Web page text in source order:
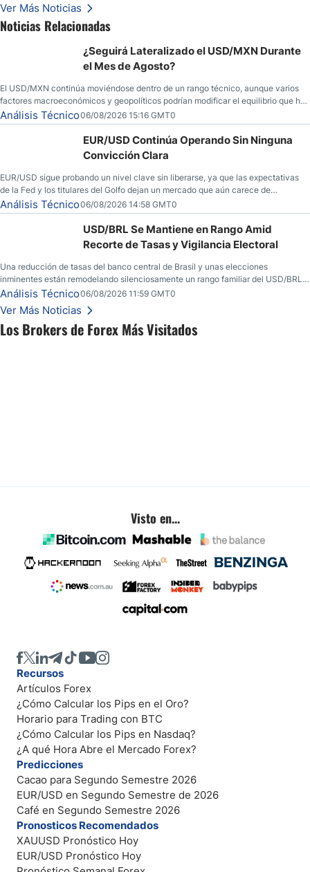
Los Brokers de Forex Más Visitados
Ver Más Noticias
Noticias Relacionadas
¿Seguirá Lateralizado el USD/MXN Durante
el Mes de Agosto?
El USD/MXN continúa moviéndose dentro de un rango técnico, aunque varios
factores macroeconómicos y geopolíticos podrían modificar el equilibrio que ha
dominado al mercado en las últimas semanas.
Análisis Técnico06/08/2026 15:16 GMT0
EUR/USD Continúa Operando Sin Ninguna
Convicción Clara
EUR/USD sigue probando un nivel clave sin liberarse, ya que las expectativas
de la Fed y los titulares del Golfo dejan un mercado que aún carece de
convicción real.
Análisis Técnico06/08/2026 14:58 GMT0
USD/BRL Se Mantiene en Rango Amid
Recorte de Tasas y Vigilancia Electoral
Una reducción de tasas del banco central de Brasil y unas elecciones
inminentes están remodelando silenciosamente un rango familiar del USD/BRL.
Una reducción de tasas por parte del banco central de Brasil y unas elecciones
inminentes están remodelando silenciosamente un rango familiar del USD/BRL.
Esto es lo que los traders están observando a continuación.
Análisis Técnico06/08/2026 11:59 GMT0
Ver Más Noticias
Visto en...
Recursos
Artículos Forex
¿Cómo Calcular los Pips en el Oro?
Horario para Trading con BTC
¿Cómo Calcular los Pips en Nasdaq?
¿A qué Hora Abre el Mercado Forex?
Predicciones
Cacao para Segundo Semestre 2026
EUR/USD en Segundo Semestre de 2026
Café en Segundo Semestre 2026
Pronosticos Recomendados
XAUUSD Pronóstico Hoy
EUR/USD Pronóstico Hoy